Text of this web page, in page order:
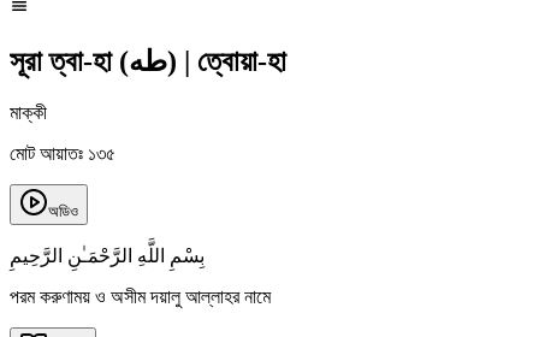
সূরা ত্বা-হা (طه) | ত্বোয়া-হা
মাক্কী
মোট আয়াতঃ ১৩৫
অডিও
بِسْمِ اللَّهِ الرَّحْمَـٰنِ الرَّحِيمِ
পরম করুণাময় ও অসীম দয়ালু আল্লাহর নামে